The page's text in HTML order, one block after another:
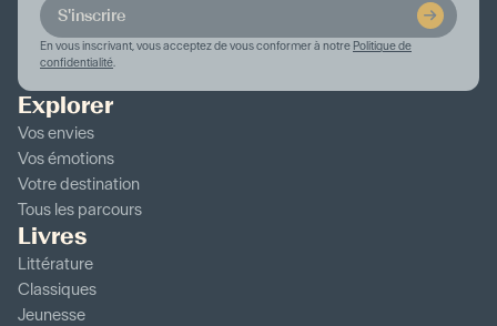
S'inscrire
En vous inscrivant, vous acceptez de vous conformer à notre Politique de
confidentialité.
Explorer
Vos envies
Vos émotions
Votre destination
Tous les parcours
Livres
Littérature
Classiques
Jeunesse